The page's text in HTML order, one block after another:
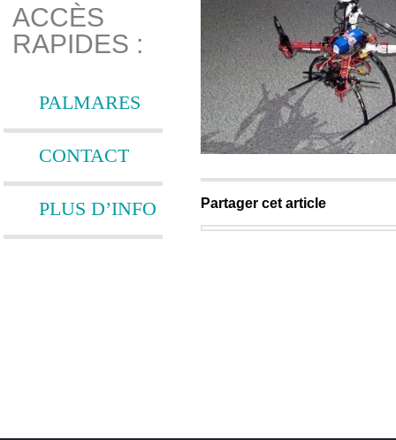
ACCÈS
RAPIDES :
PALMARES
CONTACT
PLUS D’INFO Partager cet article